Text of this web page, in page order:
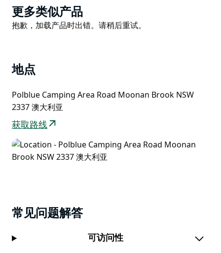
袋熊在步道旁悠闲地觅食。观赏它们的最佳时间是清晨，
那时它们正在森林里享用早餐。四驱车爱好者还可以尝试
附近的巴灵顿步道。
Product
List
更多类似产品
Product
抱歉，加载产品时出错。请稍后重试。
地点
Polblue Camping Area Road Moonan Brook NSW
2337 澳大利亚
获取路线
常见问题解答
可访问性